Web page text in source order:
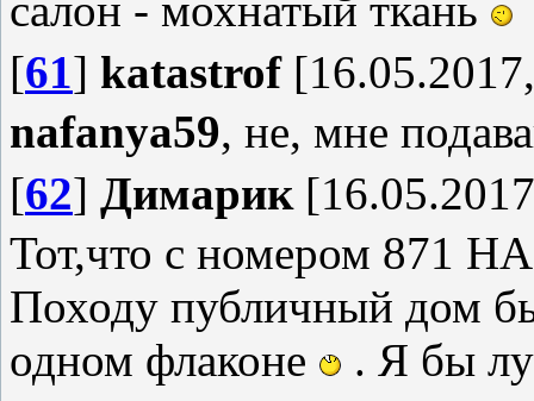
[61] katastrof
nafanya59, не, мне
[62] Димарик
Тот,что с номером 871
Походу публичный дом
одном флаконе
. Я бы